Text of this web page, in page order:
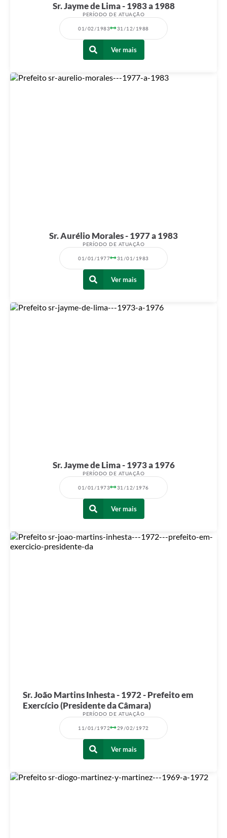
Sr. Jayme de Lima - 1983 a 1988
PERÍODO DE ATUAÇÃO
01/02/1983 31/12/1988
Ver mais
Sr. Aurélio Morales - 1977 a 1983
PERÍODO DE ATUAÇÃO
01/01/1977 31/01/1983
Ver mais
Sr. Jayme de Lima - 1973 a 1976
PERÍODO DE ATUAÇÃO
01/01/1973 31/12/1976
Ver mais
Sr. João Martins Inhesta - 1972 - Prefeito em
Exercício (Presidente da Câmara)
PERÍODO DE ATUAÇÃO
11/01/1972 29/02/1972
Ver mais